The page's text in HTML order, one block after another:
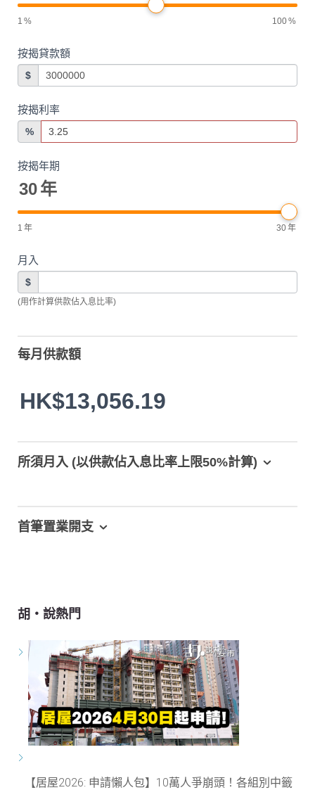
1 % 100%
按揭貸款額
$
按揭利率
%
按揭年期
30年
1 年 30年
月入
$
(用作計算供款佔入息比率)
每月供款額
HK$13,056.19
所須月入 (以供款佔入息比率上限50%計算)
首筆置業開支
胡‧說熱門
【居屋2026: 申請懶人包】10萬人爭崩頭！各組別中籤